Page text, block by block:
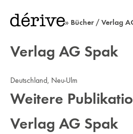
» Bücher / Verlag
Verlag AG Spak
Deutschland, Neu-Ulm
Weitere
Verlag AG Spak